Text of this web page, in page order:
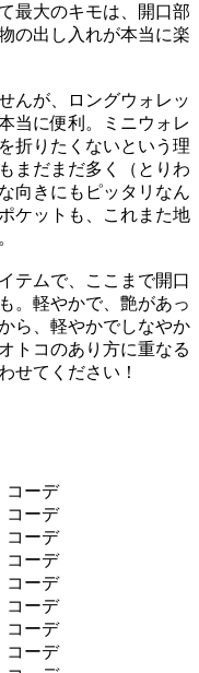
最大のキモは、開口部
の出し入れが本当に楽
んが、ロングウォレッ
当に便利。ミニウォレ
折りたくないという理
まだまだ多く（とりわ
向きにもピッタリなん
ケットも、これまた地
テムで、ここまで開口
。軽やかで、艶があっ
ら、軽やかでしなやか
トコのあり方に重なる
せてください！